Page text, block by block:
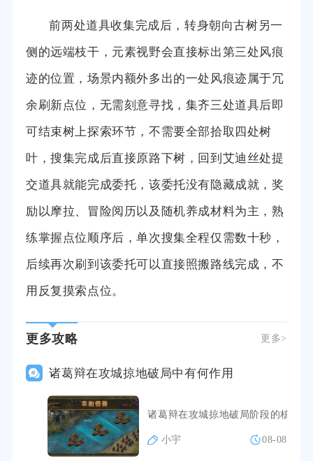
前两处道具收集完成后，转身朝向古树另一
侧的远端枝干，元素视野会直接标出第三处风痕
迹的位置，场景内额外多出的一处风痕迹属于冗
余刷新点位，无需刻意寻找，集齐三处道具后即
可结束树上探索环节，不需要全部拾取四处树
叶，搜集完成后直接原路下树，回到艾迪丝处提
交道具就能完成委托，该委托没有隐藏成就，奖
励以摩拉、冒险阅历以及随机养成材料为主，熟
练掌握点位顺序后，单次搜集全程仅需数十秒，
后续再次刷到该委托可以直接照搬路线完成，不
用反复摸索点位。
更多攻略 更多>
诸葛辩在攻城掠地破局中有何作用
诸葛辩在攻城掠地破局阶段的核心
小宇 08-08